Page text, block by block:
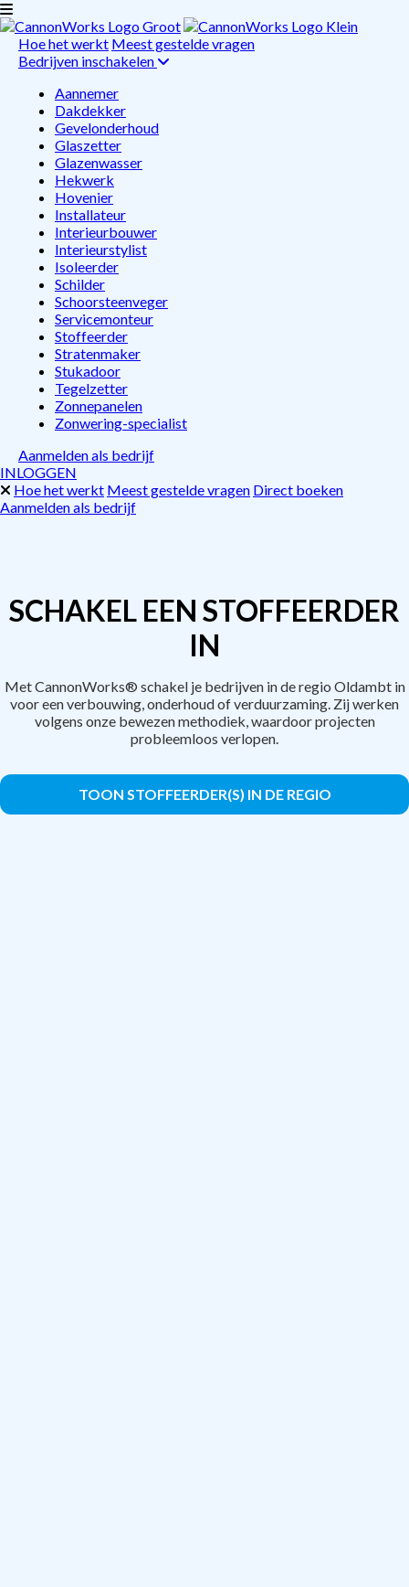
Hoe het werkt Meest gestelde vragen
Bedrijven inschakelen
Aannemer
Dakdekker
Gevelonderhoud
Glaszetter
Glazenwasser
Hekwerk
Hovenier
Installateur
Interieurbouwer
Interieurstylist
Isoleerder
Schilder
Schoorsteenveger
Servicemonteur
Stoffeerder
Stratenmaker
Stukadoor
Tegelzetter
Zonnepanelen
Zonwering-specialist
Aanmelden als bedrijf
INLOGGEN
Hoe het werkt Meest gestelde vragen Direct boeken
Aanmelden als bedrijf
SCHAKEL EEN STOFFEERDER
IN
Met CannonWorks® schakel je bedrijven in de regio Oldambt in
voor een verbouwing, onderhoud of verduurzaming. Zij werken
volgens onze bewezen methodiek, waardoor projecten
probleemloos verlopen.
TOON STOFFEERDER(S) IN DE REGIO